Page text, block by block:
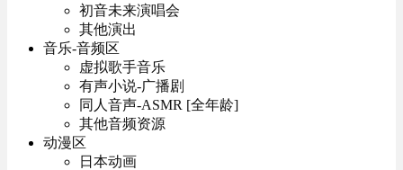
初音未来演唱会
其他演出
音乐-音频区
虚拟歌手音乐
有声小说-广播剧
同人音声-ASMR [全年龄]
其他音频资源
动漫区
日本动画